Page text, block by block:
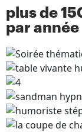
plus de
par année